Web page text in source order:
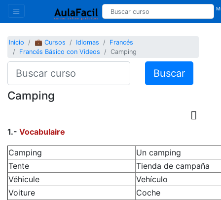
Inicio 💼 Cursos Idiomas
Francés
Francés Básico con Videos
Camping
Buscar
Camping
1.- Vocabulaire
Camping
Un camping
Tente
Tienda de campaña
Véhicule
Vehículo
Voiture
Coche